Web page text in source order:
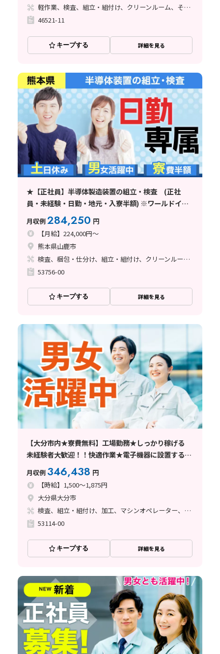
軽作業、検査、組立・組付け、クリーンルーム、その他
46521-11
キープする 詳細を見る
★【正社員】半導体製造装置の組立・検査 (正社
員・未経験・日勤・地元・入寮半額) ※ワールドイン
テック直接雇用
月収例284,250 円
【月給】224,000円～
熊本県山鹿市
検査、梱包・仕分け、組立・組付け、クリーンルーム、清掃・洗浄、立ち作業
53756-00
キープする 詳細を見る
【大分市内★寮費無料】工場勤務★しっかり稼げる
未経験者大歓迎！！快適作業★電子機器に設置する針
の製造★ 工場へ行ってみよう！！
月収例 346,438 円
【時給】1,500～1,875円
大分県大分市
検査、組立・組付け、加工、マシンオペレーター、クリーンルーム
53114-00
キープする 詳細を見る